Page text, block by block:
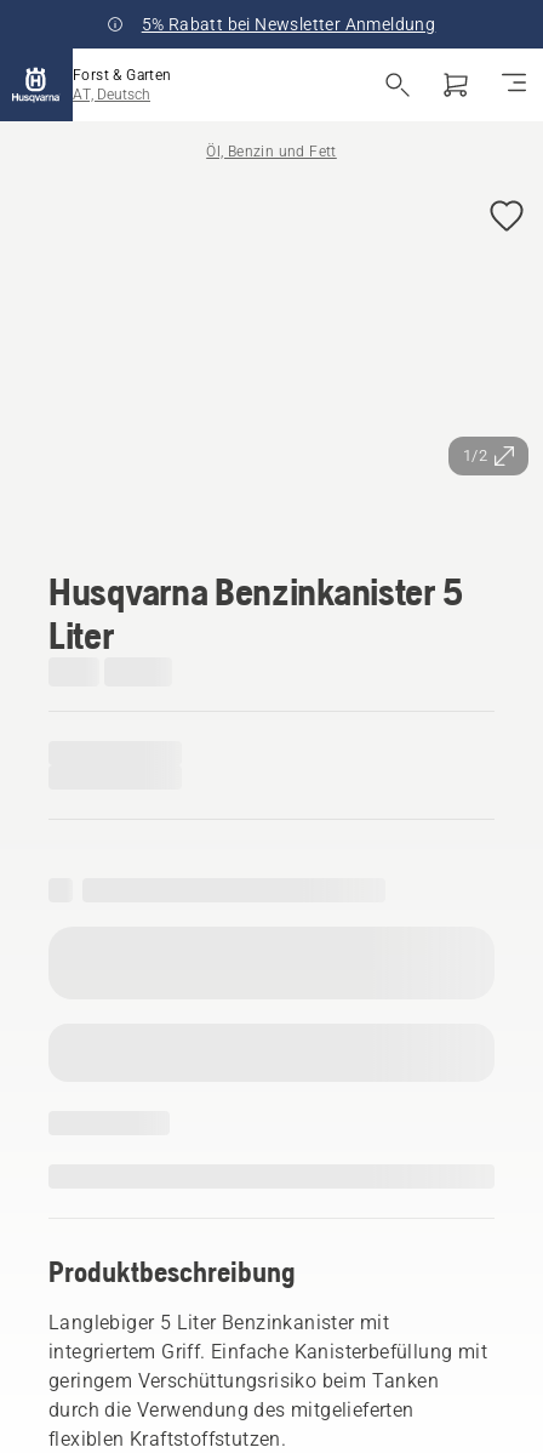
5% Rabatt bei Newsletter Anmeldung
Forst & Garten
AT, Deutsch
Öl, Benzin und Fett
1/2
Husqvarna Benzinkanister 5
Liter
Produktbeschreibung
Langlebiger 5 Liter Benzinkanister mit
integriertem Griff. Einfache Kanisterbefüllung mit
geringem Verschüttungsrisiko beim Tanken
durch die Verwendung des mitgelieferten
flexiblen Kraftstoffstutzen.